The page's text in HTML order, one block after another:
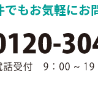
でもお気軽にお